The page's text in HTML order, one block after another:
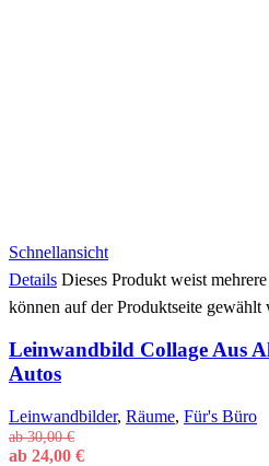
Schnellansicht
Details Dieses Produkt weist
können auf der Produktseite gewählt
Leinwandbild Collage Aus
Autos
Leinwandbilder, Räume, Für's Büro
ab30,00€
ab 24,00 €